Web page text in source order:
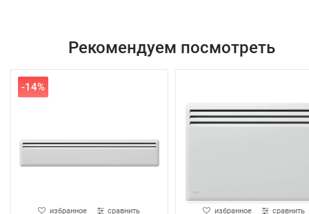
Рекомендуем посмотреть
-14%
избранное сравнить избранное сравнить